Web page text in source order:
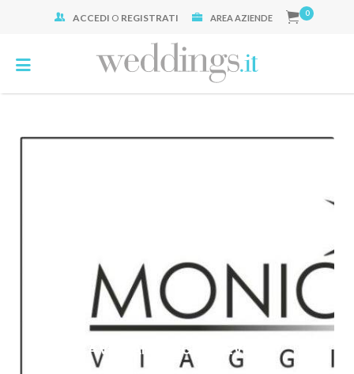
ACCEDI O REGISTRATI AREA AZIENDE 0
MONICA VITTANI VIAGGI & EVENTI